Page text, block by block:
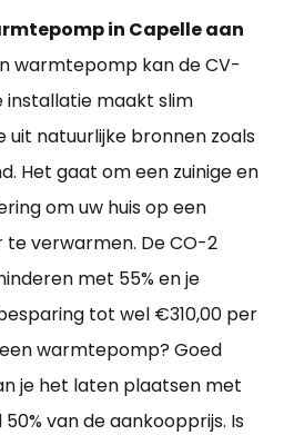
in Capelle aan
warmtepomp kan de CV-
installatie maakt slim
uit natuurlijke bronnen zoals
Het gaat om een zuinige en
om uw huis op een
verwarmen. De CO-2
met 55% en je
tot wel €310,00 per
warmtepomp? Goed
je het laten plaatsen met
van de aankoopprijs. Is